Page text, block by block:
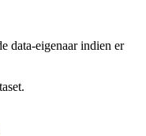
data-eigenaar indien er